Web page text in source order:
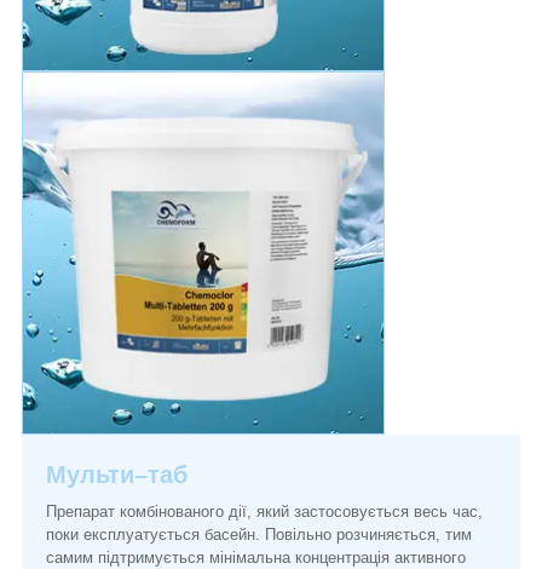
Мульти–таб
Препарат комбінованого дії, який застосовується весь час,
поки експлуатується басейн. Повільно розчиняється, тим
самим підтримується мінімальна концентрація активного